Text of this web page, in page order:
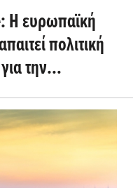
Η ευρωπαϊκή
πολιτική
την
των
παραγωγής